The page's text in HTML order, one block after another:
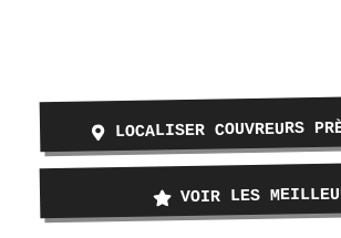
LOCALISER COUVREURS
VOIR LES